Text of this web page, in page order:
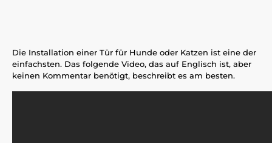
Die Installation einer Tür für Hunde oder Katzen ist eine der
einfachsten. Das folgende Video, das auf Englisch ist, aber
keinen Kommentar benötigt, beschreibt es am besten.